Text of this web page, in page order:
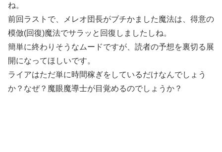
ね。
前回ラストで、メレオ団長がブチかました魔法は、得意の
模倣(回復)魔法でサラッと回復しましたしね。
簡単に終わりそうなムードですが、読者の予想を裏切る展
開になってほしいです。
ライアはただ単に時間稼ぎをしているだけなんでしょう
か？なぜ？魔眼魔導士が目覚めるのでしょうか？